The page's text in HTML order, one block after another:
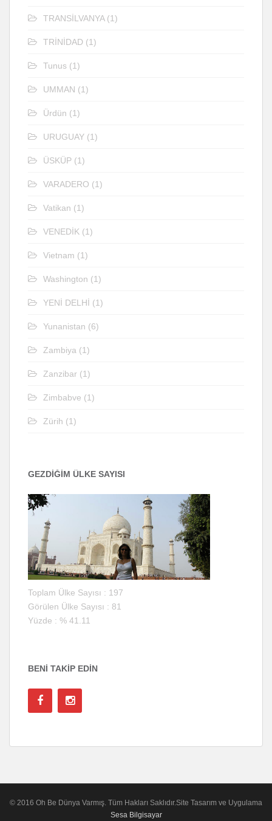
TRANSİLVANYA(1)
TRİNİDAD (1)
Tunus (1)
UMMAN (1)
Ürdün (1)
URUGUAY (1)
ÜSKÜP (1)
VARADERO (1)
Vatikan (1)
VENEDİK (1)
Vietnam (1)
Washington (1)
YENİ DELHİ (1)
Yunanistan (6)
Zambiya (1)
Zanzibar (1)
Zimbabve (1)
Zürih (1)
GEZDİĞİM ÜLKE SAYISI
Toplam Ülke Sayısı : 197
Görülen Ülke Sayısı : 81
Yüzde : % 41.11
BENI TAKIP EDIN
© 2016 Oh Be Dünya Varmış. Tüm Hakları Saklıdır.Site Tasarım ve Uygulama
Sesa Bilgisayar